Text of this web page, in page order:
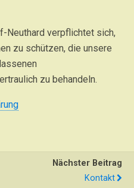
Neuthard verpflichtet sich,
zu schützen, die unsere
zu behandeln.
Nächster Beitrag
Kontakt